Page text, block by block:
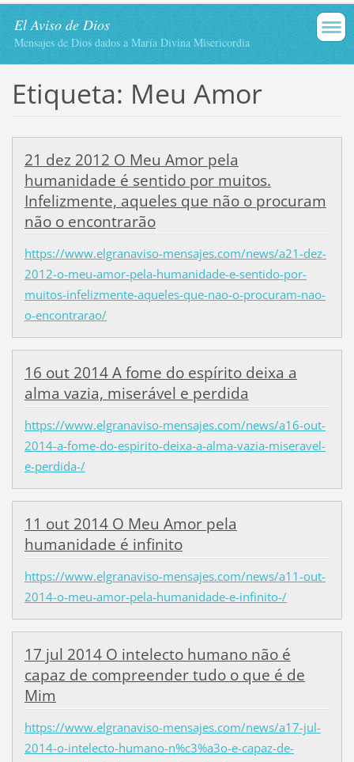
El Aviso de Dios
Mensajes de Dios dados a María Divina Misericordia
Etiqueta: Meu Amor
21 dez 2012 O Meu Amor pela
humanidade é sentido por muitos.
Infelizmente, aqueles que não o procuram
não o encontrarão
https://www.elgranaviso-mensajes.com/news/a21-dez-
2012-o-meu-amor-pela-humanidade-e-sentido-por-
muitos-infelizmente-aqueles-que-nao-o-procuram-nao-
o-encontrarao/
16 out 2014 A fome do espírito deixa a
alma vazia, miserável e perdida
https://www.elgranaviso-mensajes.com/news/a16-out-
2014-a-fome-do-espirito-deixa-a-alma-vazia-miseravel-
e-perdida-/
11 out 2014 O Meu Amor pela
humanidade é infinito
https://www.elgranaviso-mensajes.com/news/a11-out-
2014-o-meu-amor-pela-humanidade-e-infinito-/
17 jul 2014 O intelecto humano não é
capaz de compreender tudo o que é de
Mim
https://www.elgranaviso-mensajes.com/news/a17-jul-
2014-o-intelecto-humano-n%c3%a3o-e-capaz-de-